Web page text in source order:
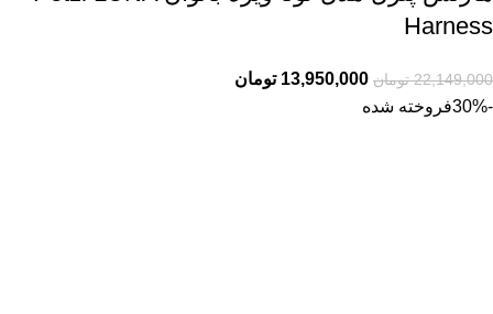
Harness
22,149,000 تومان 13,950,000 تومان
-30%
فروخته شده